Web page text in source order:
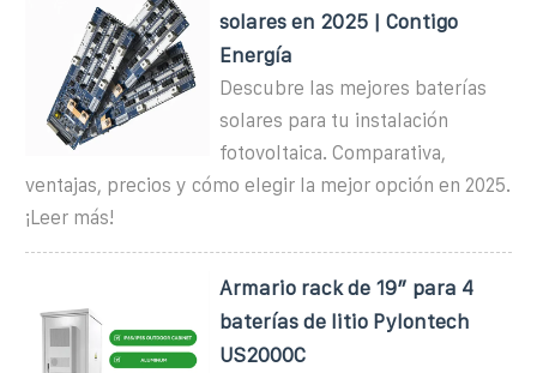
solares en 2025 | Contigo
Energía
Descubre las mejores baterías
solares para tu instalación
fotovoltaica. Comparativa,
ventajas, precios y cómo elegir la mejor opción en 2025.
¡Leer más!
Armario rack de 19″ para 4
baterías de litio Pylontech
US2000C